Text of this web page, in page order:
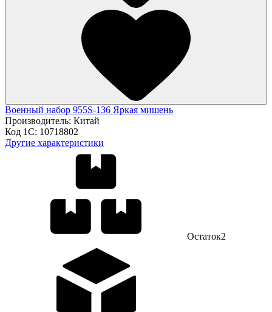
Военный набор 955S-136 Яркая мишень
Производитель: Китай
Код 1С: 10718802
Другие характеристики
Остаток2